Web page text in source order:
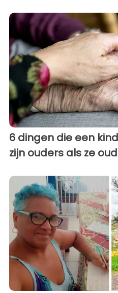
6 dingen die een
zijn ouders als ze